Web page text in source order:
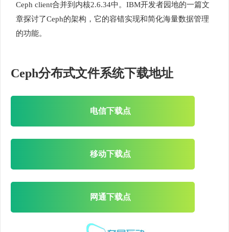
Ceph client合并到内核2.6.34中。IBM开发者园地的一篇文
章探讨了Ceph的架构，它的容错实现和简化海量数据管理
的功能。
Ceph分布式文件系统下载地址
电信下载点
移动下载点
网通下载点